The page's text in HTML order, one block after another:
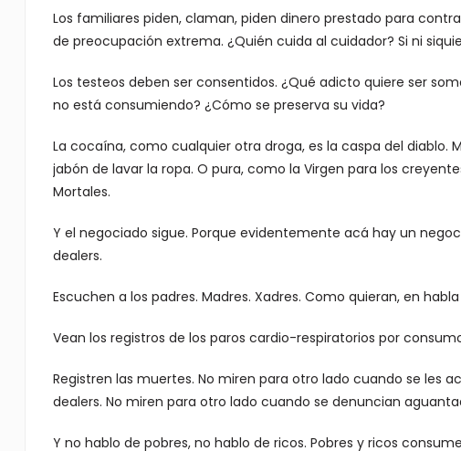
Los familiares piden, claman, piden dinero prestado para
de preocupación extrema. ¿Quién cuida al cuidador? Si ni
Los testeos deben ser consentidos. ¿Qué adicto quiere ser
no está consumiendo? ¿Cómo se preserva su vida?
La cocaína, como cualquier otra droga, es la caspa del diablo.
jabón de lavar la ropa. O pura, como la Virgen para los
Mortales.
Y el negociado sigue. Porque evidentemente acá hay un
dealers.
Escuchen a los padres. Madres. Xadres. Como quieran, en
Vean los registros de los paros cardio-respiratorios por
Registren las muertes. No miren para otro lado cuando se les
dealers. No miren para otro lado cuando se denuncian
Y no hablo de pobres, no hablo de ricos. Pobres y ricos